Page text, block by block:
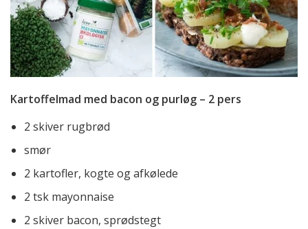
Kartoffelmad med bacon og purløg – 2 pers
2 skiver rugbrød
smør
2 kartofler, kogte og afkølede
2 tsk mayonnaise
2 skiver bacon, sprødstegt